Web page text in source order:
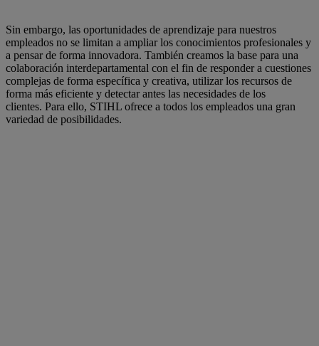
Sin embargo, las oportunidades de aprendizaje para nuestros
empleados no se limitan a ampliar los conocimientos profesionales y
a pensar de forma innovadora. También creamos la base para una
colaboración interdepartamental con el fin de responder a cuestiones
complejas de forma específica y creativa, utilizar los recursos de
forma más eficiente y detectar antes las necesidades de los
clientes. Para ello, STIHL ofrece a todos los empleados una gran
variedad de posibilidades.